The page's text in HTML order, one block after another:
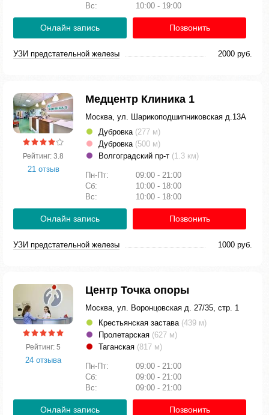
Вс:
10:00 - 19:00
Онлайн запись Позвонить
УЗИ предстательной железы 2000 руб.
Рейтинг: 3.8
21 отзыв
Медцентр Клиника 1
Москва, ул. Шарикоподшипниковская д.13А
Дубровка (277 м)
Дубровка (500 м)
Волгоградский пр-т (1.3 км)
Пн-Пт:
09:00 - 21:00
Сб:
10:00 - 18:00
Вс:
10:00 - 18:00
Онлайн запись Позвонить
УЗИ предстательной железы 1000 руб.
Рейтинг: 5
24 отзыва
Центр Точка опоры
Москва, ул. Воронцовская д. 27/35, стр. 1
Крестьянская застава (439 м)
Пролетарская (627 м)
Таганская (817 м)
Пн-Пт:
09:00 - 21:00
Сб:
09:00 - 21:00
Вс:
09:00 - 21:00
Онлайн запись Позвонить